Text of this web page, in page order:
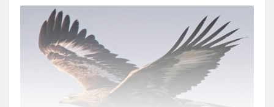
Kyzylorda
Pavlodar
Petropavlovsk
Semeı
Taldykorgan